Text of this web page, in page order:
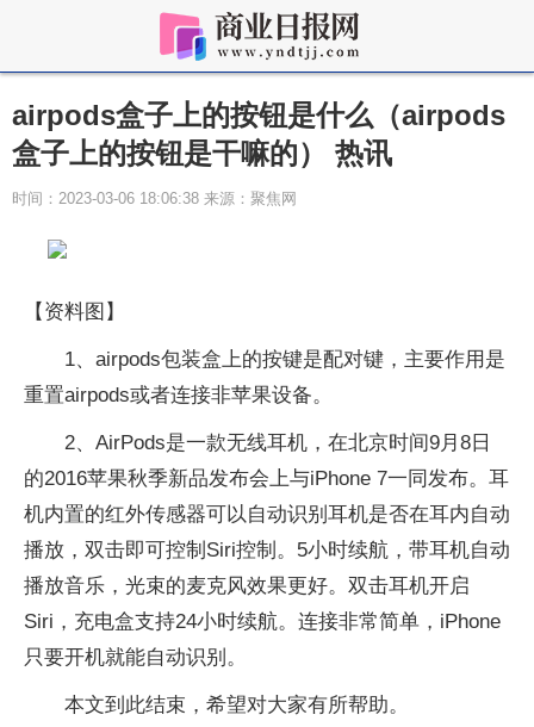
airpods盒子上的按钮是什么（airpods
盒子上的按钮是干嘛的） 热讯
时间：2023-03-06 18:06:38 来源：聚焦网
【资料图】
1、airpods包装盒上的按键是配对键，主要作用是
重置airpods或者连接非苹果设备。
2、AirPods是一款无线耳机，在北京时间9月8日
的2016苹果秋季新品发布会上与iPhone 7一同发布。耳
机内置的红外传感器可以自动识别耳机是否在耳内自动
播放，双击即可控制Siri控制。5小时续航，带耳机自动
播放音乐，光束的麦克风效果更好。双击耳机开启
Siri，充电盒支持24小时续航。连接非常简单，iPhone
只要开机就能自动识别。
本文到此结束，希望对大家有所帮助。